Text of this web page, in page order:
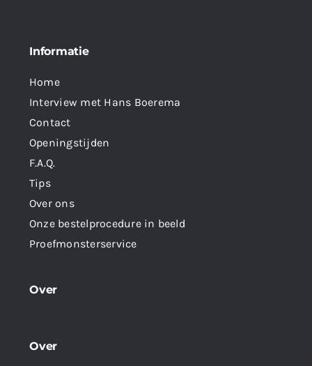
Informatie
Home
Interview met Hans Boerema
Contact
Openingstijden
F.A.Q.
Tips
Over ons
Onze bestelprocedure in beeld
Proefmonsterservice
Over
Over